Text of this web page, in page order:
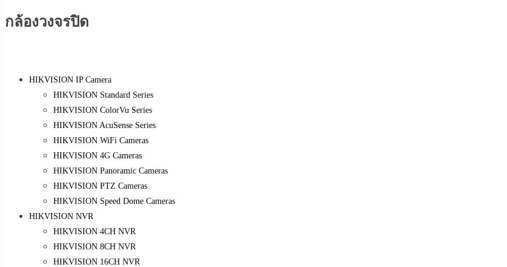
กล้องวงจรปิด
HIKVISION IP Camera
HIKVISION Standard Series
HIKVISION ColorVu Series
HIKVISION AcuSense Series
HIKVISION WiFi Cameras
HIKVISION 4G Cameras
HIKVISION Panoramic Cameras
HIKVISION PTZ Cameras
HIKVISION Speed Dome Cameras
HIKVISION NVR
HIKVISION 4CH NVR
HIKVISION 8CH NVR
HIKVISION 16CH NVR